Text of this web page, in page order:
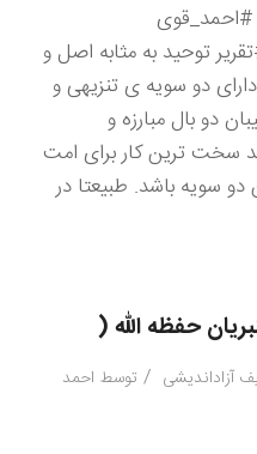
#جلسه_۳۶۹ #تقریر توحید به مثابه اصل و
دو سویه ی تنزیهی و
دو بال مبارزه و
سخت ترین کار برای امت
دو سویه باشد. طبیعتا در
حفظه الله (
آزاداندیشی / توسط احمد